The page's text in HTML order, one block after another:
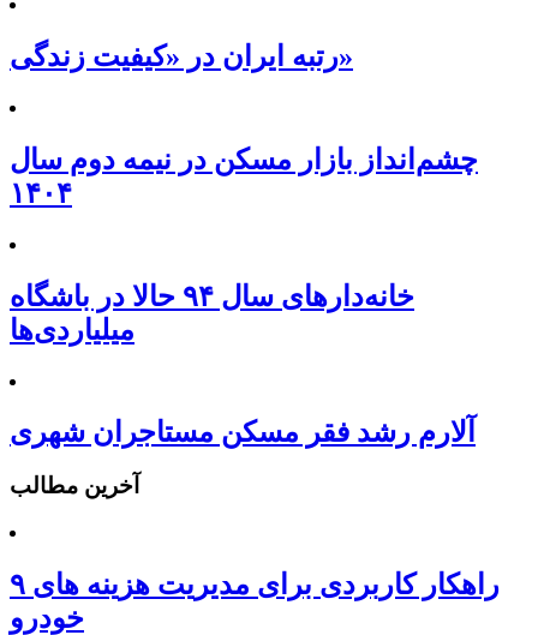
رتبه ایران در «کیفیت زندگی»
چشم‌انداز بازار مسکن در نیمه دوم سال
۱۴۰۴
خانه‌دارهای سال ۹۴ حالا در باشگاه
میلیاردی‌ها
آلارم رشد فقر مسکن مستاجران شهری
آخرین مطالب
۹ راهکار کاربردی برای مدیریت هزینه های
خودرو